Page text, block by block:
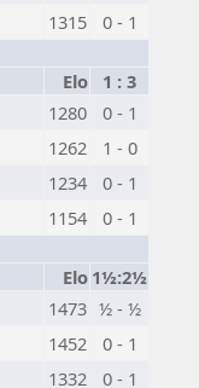
1315
0 - 1
Elo
1 : 3
1280
0 - 1
1262
1 - 0
1234
0 - 1
1154
0 - 1
Elo 1½:2½
1473 ½ - ½
1452
0 - 1
1332 0 - 1